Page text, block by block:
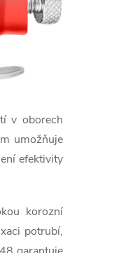
v oborech
umožňuje
efektivity
korozní
potrubí,